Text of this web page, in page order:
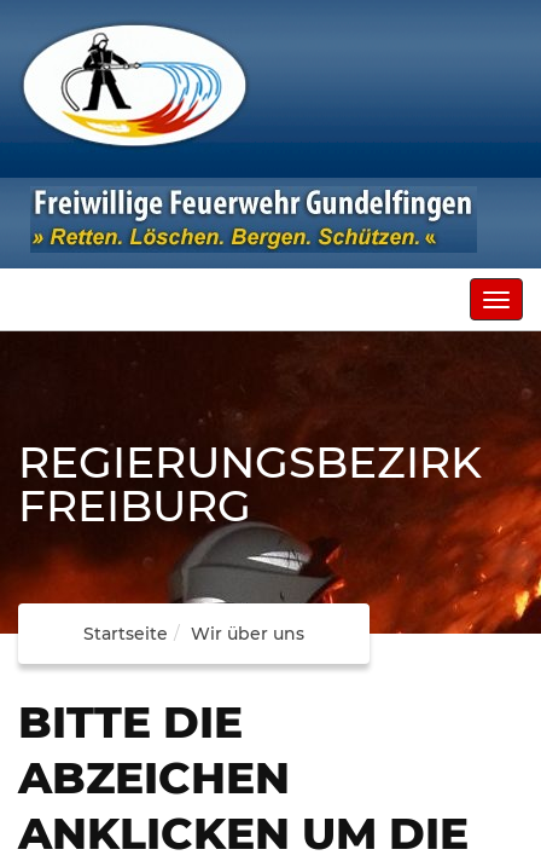
REGIERUNGSBEZIRK
FREIBURG
Startseite Wir über uns
BITTE DIE
ABZEICHEN
ANKLICKEN UM DIE